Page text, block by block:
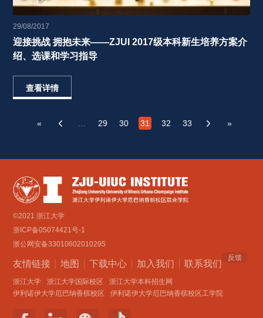
29/08/2017
迎接挑战 拥抱未来——ZJUI 2017级本科新生培养方案介
绍、选课和学习指导
查看详情
«
29 30 31 32
33
»
©2021 浙江大学
浙ICP备05074421号-1
浙公网安备33010602010295
友情链接 地图 下载中心 加入我们 联系我们
反馈
浙江大学 浙江大学国际校区
浙江大学本科招生网
伊利诺伊大学厄巴纳香槟校区
伊利诺伊大学厄巴纳香槟校区工学院